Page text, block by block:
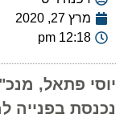
מרץ 27, 2020
12:18 pm
יוסי פתאל,
נכנסת בפנייה